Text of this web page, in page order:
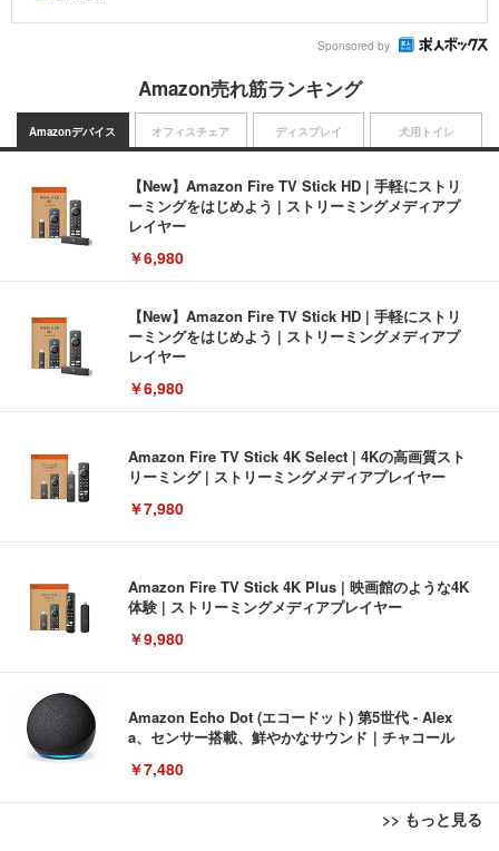
Sponsored by
Amazon売れ筋ランキング
Amazonデバイス
【New】Amazon Fire TV Stick HD | 手軽にストリ
ーミングをはじめよう | ストリーミングメディアプ
レイヤー
￥6,980
【New】Amazon Fire TV Stick HD | 手軽にストリ
ーミングをはじめよう | ストリーミングメディアプ
レイヤー
￥6,980
Amazon Fire TV Stick 4K Select | 4Kの高画質スト
リーミング | ストリーミングメディアプレイヤー
￥7,980
Amazon Fire TV Stick 4K Plus | 映画館のような4K
体験 | ストリーミングメディアプレイヤー
￥9,980
Amazon Echo Dot (エコードット) 第5世代 - Alex
a、センサー搭載、鮮やかなサウンド｜チャコール
￥7,480
>> もっと見る
オフィスチェア ディスプレイ 犬用トイレ